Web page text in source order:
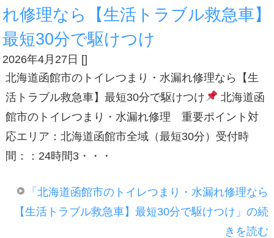
れ修理なら【生活トラブル救急車】
最短30分で駆けつけ
2026年4月27日 []
北海道函館市のトイレつまり・水漏れ修理なら【生
活トラブル救急車】最短30分で駆けつけ
北海道函
館市のトイレつまり・水漏れ修理 重要ポイント対
応エリア：北海道函館市全域（最短30分）受付時
間：：24時間3・・・
「北海道函館市のトイレつまり・水漏れ修理なら
【生活トラブル救急車】最短30分で駆けつけ」の続
きを読む